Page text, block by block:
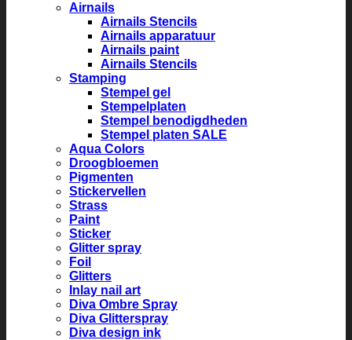
Airnails
Airnails Stencils
Airnails apparatuur
Airnails paint
Airnails Stencils
Stamping
Stempel gel
Stempelplaten
Stempel benodigdheden
Stempel platen SALE
Aqua Colors
Droogbloemen
Pigmenten
Stickervellen
Strass
Paint
Sticker
Glitter spray
Foil
Glitters
Inlay nail art
Diva Ombre Spray
Diva Glitterspray
Diva design ink